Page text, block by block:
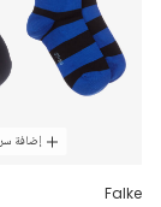
إضافة
Falke